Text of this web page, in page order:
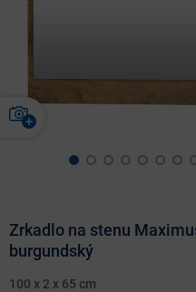
Zrkadlo na stenu
burgundský
100 x 2 x 65 cm